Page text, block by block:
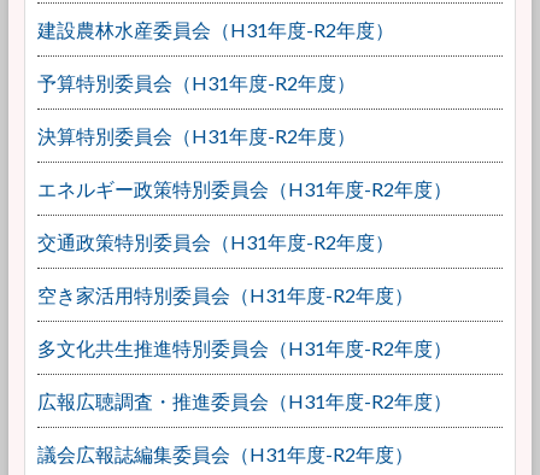
建設農林水産委員会（H31年度-R2年度）
予算特別委員会（H31年度-R2年度）
決算特別委員会（H31年度-R2年度）
エネルギー政策特別委員会（H31年度-R2年度）
交通政策特別委員会（H31年度-R2年度）
空き家活用特別委員会（H31年度-R2年度）
多文化共生推進特別委員会（H31年度-R2年度）
広報広聴調査・推進委員会（H31年度-R2年度）
議会広報誌編集委員会（H31年度-R2年度）